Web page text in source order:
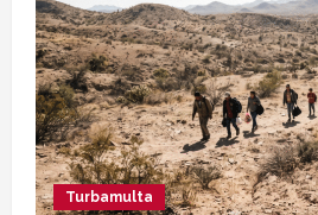
Turbamulta